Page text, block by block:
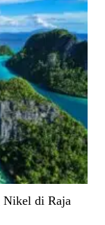
Nikel di Raja